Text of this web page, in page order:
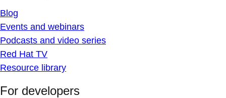
Blog
Events and webinars
Podcasts and video series
Red Hat TV
Resource library
For developers